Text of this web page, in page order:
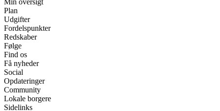
Min oversigt
Plan
Udgifter
Fordelspunkter
Redskaber
Følge
Find os
Få nyheder
Social
Opdateringer
Community
Lokale borgere
Sidelinks